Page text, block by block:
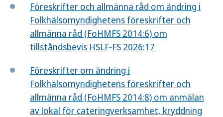
Föreskrifter och allmänna råd om ändring i
Folkhälsomyndighetens föreskrifter och
allmänna råd (FoHMFS 2014:6) om
tillståndsbevis HSLF-FS 2026:17
Föreskrifter om ändring i
Folkhälsomyndighetens föreskrifter och
allmänna råd (FoHMFS 2014:8) om anmälan
av lokal för cateringverksamhet, kryddning